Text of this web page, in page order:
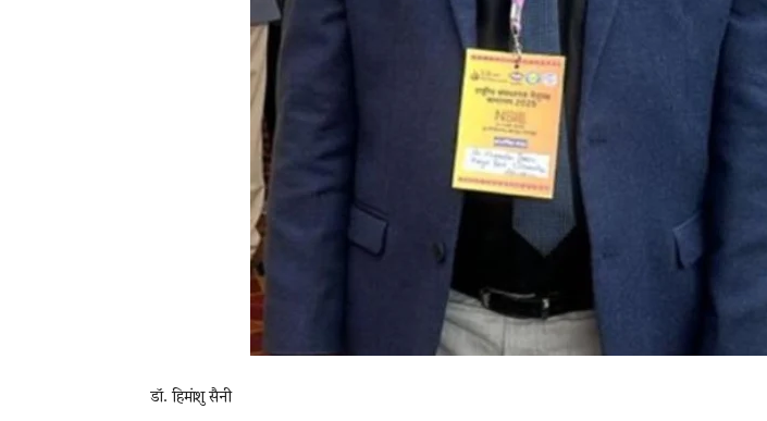
डॉ. हिमांशु सैनी